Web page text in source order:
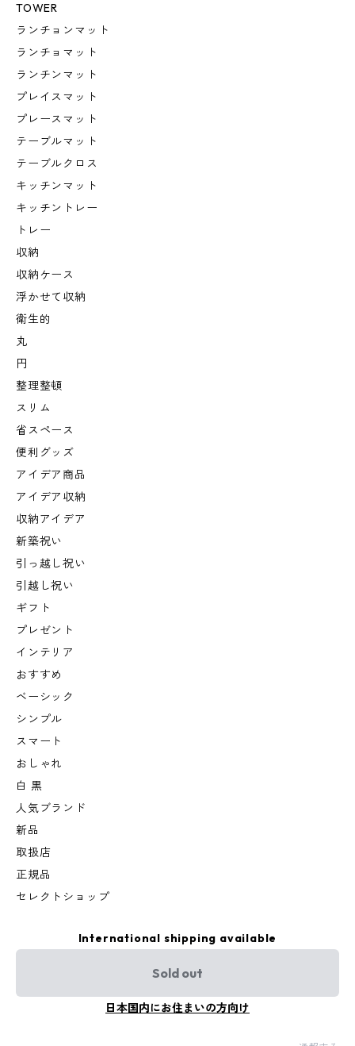
TOWER
ランチョンマット
ランチョマット
ランチンマット
プレイスマット
プレースマット
テーブルマット
テーブルクロス
キッチンマット
キッチントレー
トレー
収納
収納ケース
浮かせて収納
衛生的
丸
円
整理整頓
スリム
省スペース
便利グッズ
アイデア商品
アイデア収納
収納アイデア
新築祝い
引っ越し祝い
引越し祝い
ギフト
プレゼント
インテリア
おすすめ
ベーシック
シンプル
スマート
おしゃれ
白 黒
人気ブランド
新品
取扱店
正規品
セレクトショップ
International shipping available
Sold out
日本国内にお住まいの方向け